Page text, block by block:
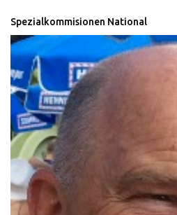
Spezialkommisionen National